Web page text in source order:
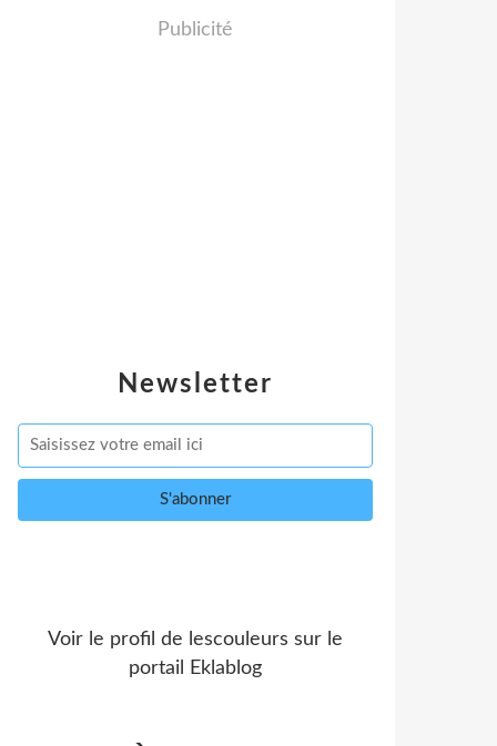
Newsletter
Publicité
Voir le profil de lescouleurs sur le
portail Eklablog